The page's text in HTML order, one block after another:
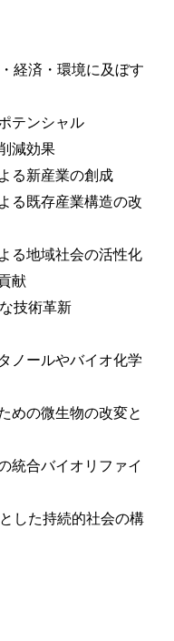
経済・環境に及ぼす
テンシャル
減効果
る新産業の創成
既存産業構造の改
地域社会の活性化
献
技術革新
ールやバイオ化学
の微生物の改変と
合バイオリファイ
した持続的社会の構